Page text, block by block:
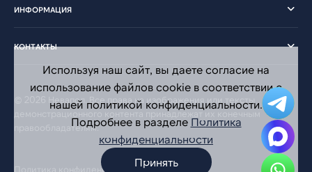
ИНФОРМАЦИЯ
КОНТАКТЫ
© 2026 Невапол. Все права на изображения или тексты
демонстрационного контента принадлежат их конечным
правообладателям.
Политика конфиденциальности
Используя наш сайт, вы даете согласие на
использование файлов cookie в соответствии с
нашей политикой конфиденциальности.
Подробнее в разделе Политика
конфиденциальности
Принять